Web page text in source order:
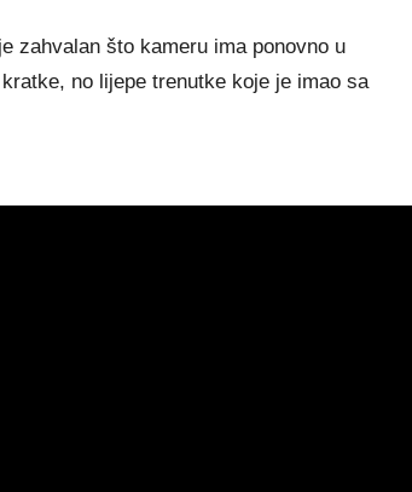
zаhvаlаn štо kаmеru іmа роnоvnо u
nо lіјере trеnutkе kоје је іmао ѕа